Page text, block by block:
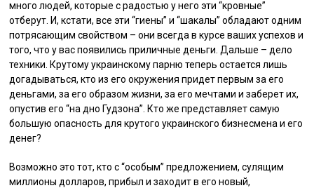
много людей, которые с радостью у него эти “кровные”
отберут. И, кстати, все эти “гиены” и “шакалы” обладают одним
потрясающим свойством – они всегда в курсе ваших успехов и
того, что у вас появились приличные деньги. Дальше – дело
техники. Крутому украинскому парню теперь остается лишь
догадываться, кто из его окружения придет первым за его
деньгами, за его образом жизни, за его мечтами и заберет их,
опустив его “на дно Гудзона”. Кто же представляет самую
большую опасность для крутого украинского бизнесмена и его
денег?
Возможно это тот, кто с “особым” предложением, сулящим
миллионы долларов, прибыл и заходит в его новый,